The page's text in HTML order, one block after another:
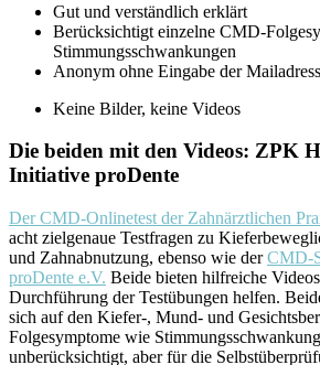
Gut und verständlich erklärt
Berücksichtigt einzelne CMD-
Stimmungsschwankungen
Anonym ohne Eingabe der
Keine Bilder, keine Videos
Die beiden mit den Videos: ZPK
Initiative proDente
Der CMD-Onlinetest der Zahnärztlichen
acht zielgenaue Testfragen zu
und Zahnabnutzung, ebenso wie derCMD-
proDente e.V. Beide bieten hilfreiche
Durchführung der Testübungen helfen.
sich auf den Kiefer-, Mund- und
Folgesymptome wie
unberücksichtigt, aber für die